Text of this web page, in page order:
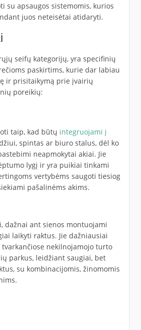
su apsaugos sistemomis, kurios
juos neteisėtai atidaryti.
seifų kategorijų, yra specifinių
paskirtims, kurie dar labiau
ir prisitaikymą prie įvairių
poreikių:
taip, kad būtų integruojami į
spintas ar biuro stalus, dėl ko
neapmokytai akiai. Jie
lygį ir yra puikiai tinkami
vertybėms saugoti tiesiog
pašalinėms akims.
dažnai ant sienos montuojami
laikyti raktus. Jie dažniausiai
nekilnojamojo turto
parkus, leidžiant saugiai, bet
su kombinacijomis, žinomomis